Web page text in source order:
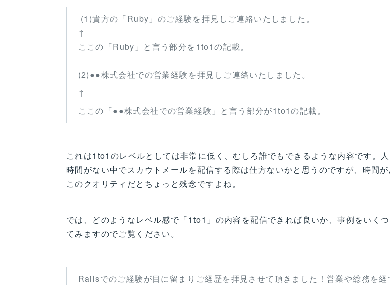
(1)貴方の「Ruby」のご経験を拝見しご連絡いたしました。
↑
ここの「Ruby」と言う部分を1to1の記載。
(2)●●株式会社での営業経験を拝見しご連絡いたしました。
↑
ここの「●●株式会社での営業経験」と言う部分が1to1の記載。
これは1to1のレベルとしては非常に低く、むしろ誰でもできるような内容です。
時間がない中でスカウトメールを配信する際は仕方ないかと思うのですが、時間
このクオリティだとちょっと残念ですよね。
では、どのようなレベル感で「1to1」の内容を配信できれば良いか、事例をいく
てみますのでご覧ください。
Railsでのご経験が目に留まりご経歴を拝見させて頂きました！営業や総務を経